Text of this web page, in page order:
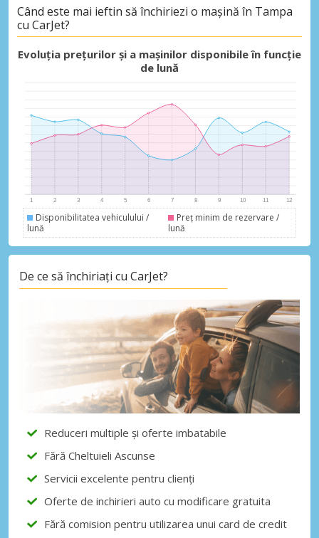
Când este mai ieftin să închiriezi o mașină în Tampa
cu CarJet?
Evoluția prețurilor și a mașinilor disponibile în funcție
de lună
Disponibilitatea vehiculului /
lună
Preț minim de rezervare /
lună
De ce să închiriați cu CarJet?
Reduceri multiple și oferte imbatabile
Fără Cheltuieli Ascunse
Servicii excelente pentru clienți
Oferte de inchirieri auto cu modificare gratuita
Fără comision pentru utilizarea unui card de credit
Economii de top
Accesați ofertele exclusive ale
furnizorilor noștri
Autentificare cu eLink